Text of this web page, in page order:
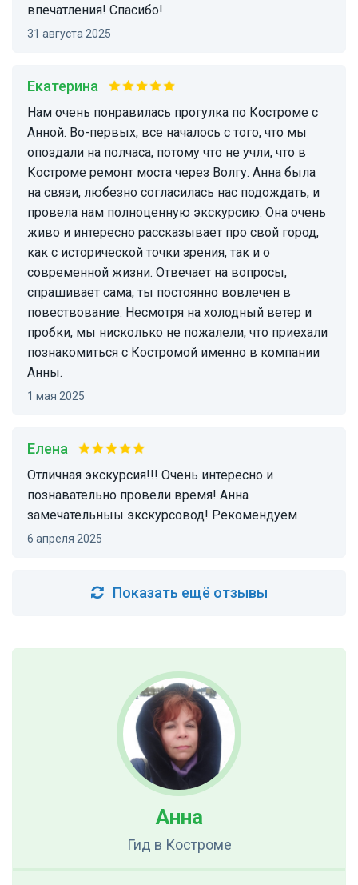
впечатления! Спасибо!
31 августа 2025
Екатерина
Нам очень понравилась прогулка по Костроме с
Анной. Во-первых, все началось с того, что мы
опоздали на полчаса, потому что не учли, что в
Костроме ремонт моста через Волгу. Анна была
на связи, любезно согласилась нас подождать, и
провела нам полноценную экскурсию. Она очень
живо и интересно рассказывает про свой город,
как с исторической точки зрения, так и о
современной жизни. Отвечает на вопросы,
спрашивает сама, ты постоянно вовлечен в
повествование. Несмотря на холодный ветер и
пробки, мы нисколько не пожалели, что приехали
познакомиться с Костромой именно в компании
Анны.
1 мая 2025
Елена
Отличная экскурсия!!! Очень интересно и
познавательно провели время! Анна
замечательныы экскурсовод! Рекомендуем
6 апреля 2025
Показать ещё отзывы
Анна
Гид в Костроме